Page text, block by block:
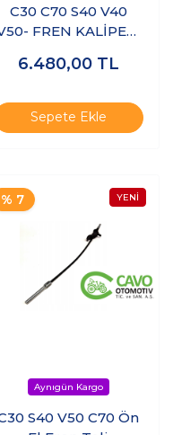
C30 C70 S40 V40
FREN KALİPERİ
6.480,00 TL
Sepete Ekle
% 7
S40 V50 C70 Ön